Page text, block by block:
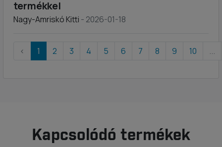
termékkel
Nagy-Amriskó Kitti - 2026-01-18
‹ 1 2 3 4 5 6 7 8 9 10 ...
Kapcsolódó termékek